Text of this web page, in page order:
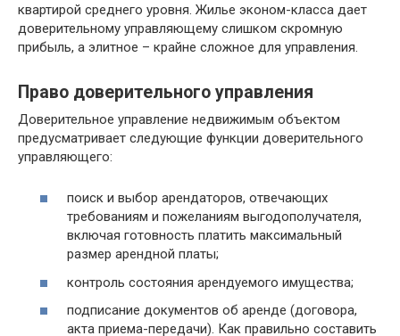
квартирой среднего уровня. Жилье эконом-класса дает
доверительному управляющему слишком скромную
прибыль, а элитное – крайне сложное для управления.
Право доверительного управления
Доверительное управление недвижимым объектом
предусматривает следующие функции доверительного
управляющего:
поиск и выбор арендаторов, отвечающих
требованиям и пожеланиям выгодополучателя,
включая готовность платить максимальный
размер арендной платы;
контроль состояния арендуемого имущества;
подписание документов об аренде (договора,
акта приема-передачи). Как правильно составить